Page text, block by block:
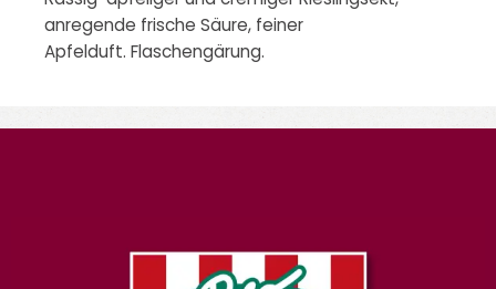
anregende frische Säure, feiner
Apfelduft. Flaschengärung.